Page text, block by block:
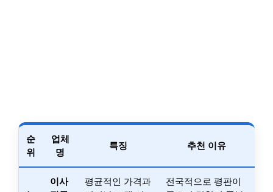
순
위
업체
명
특징 추천 이유
이사
평균적인 가격과
전국적으로 평판이